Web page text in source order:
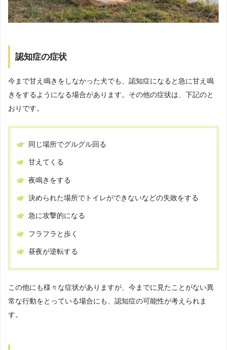
認知症の症状
今まで甘え鳴きをしなかった犬でも、認知症になると急に甘え鳴
きをするようになる場合があります。その他の症状は、下記のと
おりです。
同じ場所でグルグル回る
甘えてくる
夜鳴きをする
決められた場所でトイレができないなどの失敗をする
急に攻撃的になる
フラフラと歩く
昼夜が逆転する
この他にも様々な症状がありますが、今までに見たことがない異
常な行動をとっている場合にも、認知症の可能性が考えられま
す。